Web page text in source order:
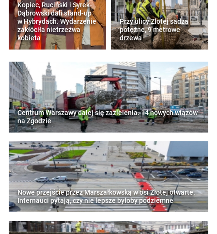
Kopiec, Ruciński i Syrek-
Dąbrowski dali stand-up
w Hybrydach. Wydarzenie
zakłóciła nietrzeźwa
kobieta
Przy ulicy Złotej sadzą
potężne, 9 metrowe
drzewa
Centrum Warszawy dalej się zazielenia. 14 nowych wiązów
na Zgodzie
Nowe przejście przez Marszałkowską w osi Złotej otwarte.
Internauci pytają, czy nie lepsze byłoby podziemne